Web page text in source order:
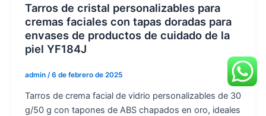
Tarros de cristal personalizables para
cremas faciales con tapas doradas para
envases de productos de cuidado de la
piel YF184J
admin /6 de febrero de 2025
Tarros de crema facial de vidrio personalizables de 30
g/50 g con tapones de ABS chapados en oro, ideales